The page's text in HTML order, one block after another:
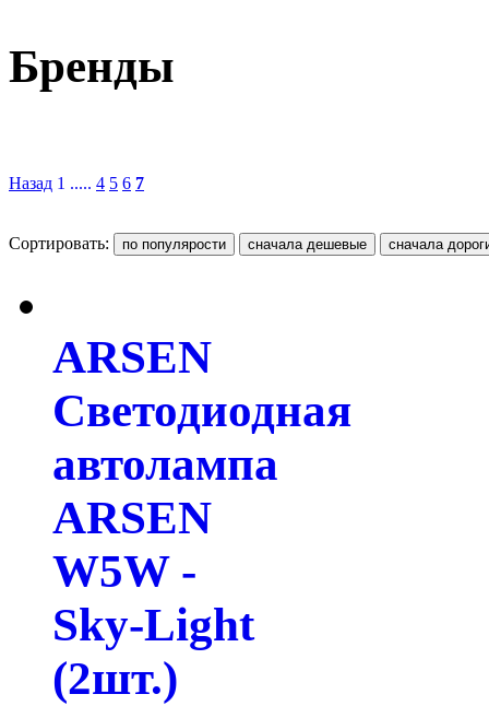
Бренды
Назад 1 ..... 4 5 6 7
Сортировать:
ARSEN
Светодиодная
автолампа
ARSEN
W5W -
Sky-Light
(2шт.)